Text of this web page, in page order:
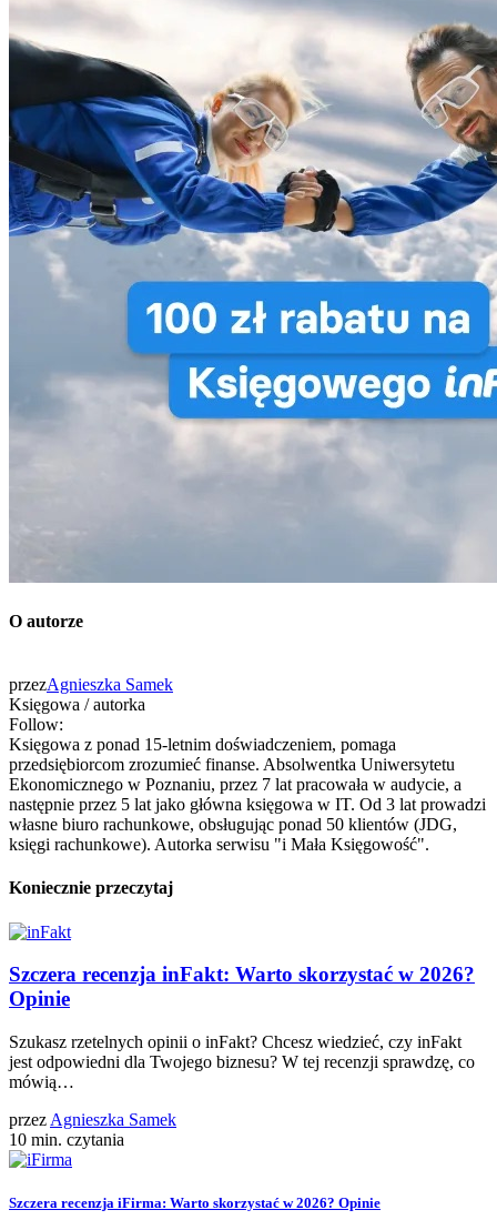
O autorze
przezAgnieszka Samek
Księgowa / autorka
Follow:
Księgowa z ponad 15-letnim doświadczeniem, pomaga
przedsiębiorcom zrozumieć finanse. Absolwentka Uniwersytetu
Ekonomicznego w Poznaniu, przez 7 lat pracowała w audycie, a
następnie przez 5 lat jako główna księgowa w IT. Od 3 lat prowadzi
własne biuro rachunkowe, obsługując ponad 50 klientów (JDG,
księgi rachunkowe). Autorka serwisu "i Mała Księgowość".
Koniecznie przeczytaj
Szczera recenzja inFakt: Warto skorzystać w 2026?
Opinie
Szukasz rzetelnych opinii o inFakt? Chcesz wiedzieć, czy inFakt
jest odpowiedni dla Twojego biznesu? W tej recenzji sprawdzę, co
mówią…
przez Agnieszka Samek
10 min. czytania
Szczera recenzja iFirma: Warto skorzystać w 2026? Opinie